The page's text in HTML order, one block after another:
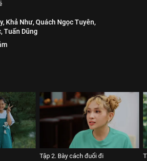
Khả Như,Quách Ngọc Tuyên,
Tuấn Dũng
Tập 2. Bày cách đuổi đi